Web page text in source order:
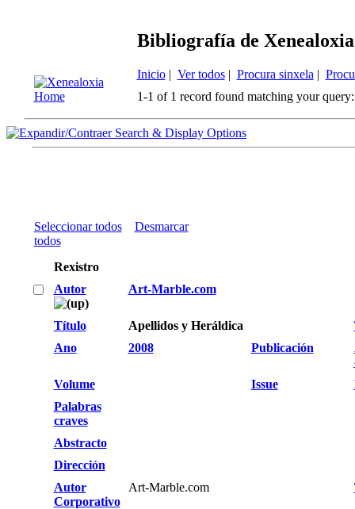
Bibliografía de
Inicio| Ver todos| Procura sinxela |
1-1 of 1 record found matching your query:
Search & Display Options
Seleccionar todos
Desmarcar
todos
Rexistro
Autor
Art-Marble.com
Título Apellidos y Heráldica
Ano
2008 Publicación
Volume
Issue
Palabras
craves
Abstracto
Dirección
Autor
Corporativo
Art-Marble.com